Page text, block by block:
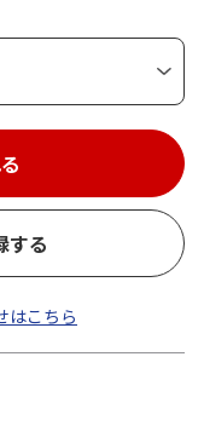
する
はこちら